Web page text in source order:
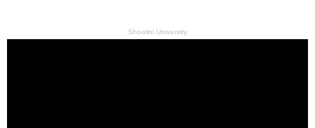
Shoolini University